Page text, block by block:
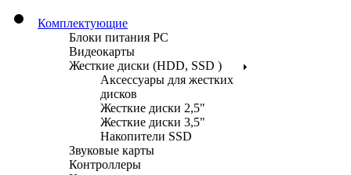
Комплектующие
Блоки питания PC
Видеокарты
Жесткие диски (HDD, SSD )
Аксессуары для жестких
дисков
Жесткие диски 2,5"
Жесткие диски 3,5"
Накопители SSD
Звуковые карты
Контроллеры